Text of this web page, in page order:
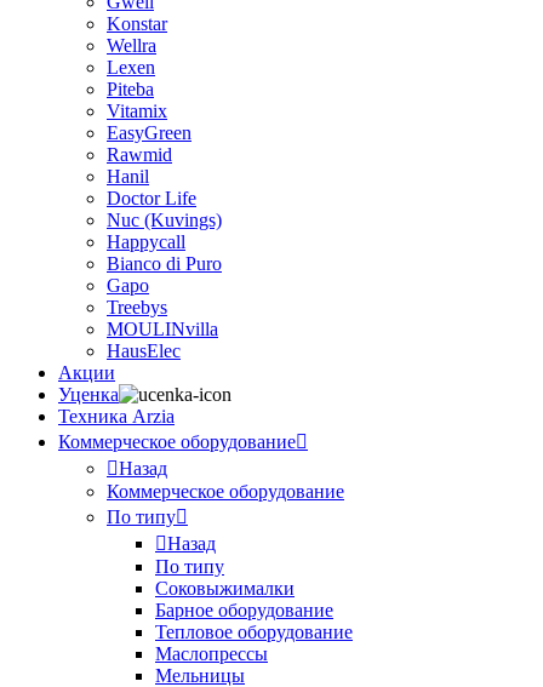
Konstar
Wellra
Lexen
Piteba
Vitamix
EasyGreen
Rawmid
Hanil
Doctor Life
Nuc (Kuvings)
Happycall
Bianco di Puro
Gapo
Treebys
MOULINvilla
HausElec
Акции
Уценка
Техника Arzia
Коммерческое оборудование
Назад
Коммерческое оборудование
По типу
Назад
По типу
Соковыжималки
Барное оборудование
Тепловое оборудование
Маслопрессы
Мельницы